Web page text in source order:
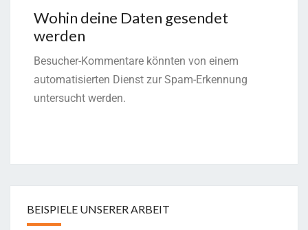
Wohin deine Daten gesendet
werden
Besucher-Kommentare könnten von einem
automatisierten Dienst zur Spam-Erkennung
untersucht werden.
BEISPIELE UNSERER ARBEIT